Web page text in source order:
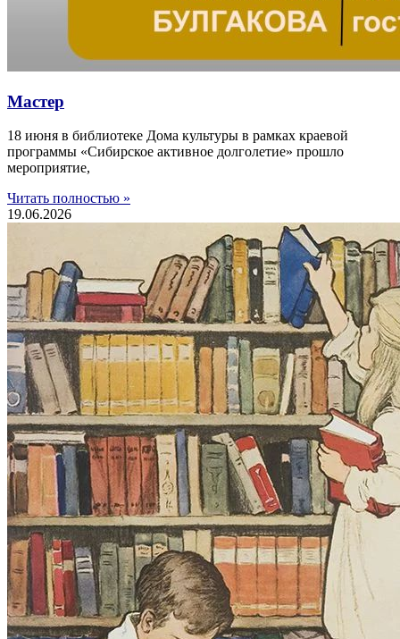
Мастер
18 июня в библиотеке Дома культуры в рамках краевой
программы «Сибирское активное долголетие» прошло
мероприятие,
Читать полностью »
19.06.2026